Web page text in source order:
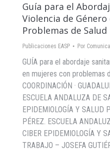
Guía para el
Violencia de
Problemas de
Publicaciones EASP Por
GUÍA para el abordaje
en mujeres con problemas
COORDINACIÓN ·
ESCUELA ANDALUZA DE
EPIDEMIOLOGÍA Y SALUD
PÉREZ. ESCUELA
CIBER EPIDEMIOLOGÍA Y
TRABAJO – JOSEFA